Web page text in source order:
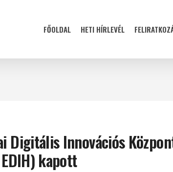
FŐOLDAL HETI HÍRLEVÉL
Digitális Innovációs
kapott